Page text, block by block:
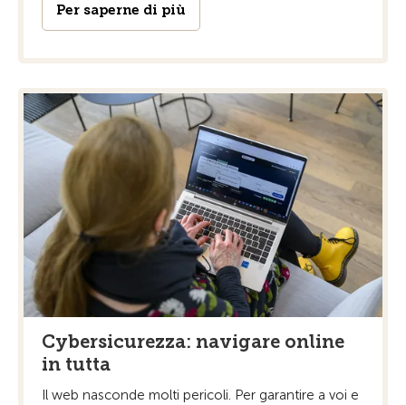
Per saperne di più
Cybersicurezza: navigare online
in tutta
Il web nasconde molti pericoli. Per garantire a voi e